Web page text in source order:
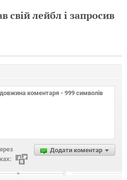
свій лейбл і запросив
Додати коментар